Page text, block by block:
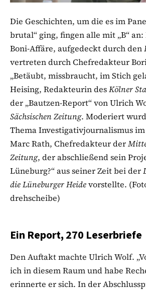
Die Geschichten, um die es im
brutal“ ging, fingen alle mit „B“
Boni-Affäre, aufgedeckt durch den
vertreten durch Chefredakteur
„Betäubt, missbraucht, im Stich
Heising, Redakteurin desKölner
der „Bautzen-Report“ von Ulrich
Sächsischen Zeitung. Moderiert
Thema Investigativjournalismus
Marc Rath, Chefredakteur der
Zeitung, der abschließend sein
Lüneburg?“ aus seiner Zeit bei der
die Lüneburger Heidevorstellte.
drehscheibe)
Ein Report, 270 Leserbriefe
Den Auftakt machte Ulrich Wolf.
ich in diesem Raum und habe
erinnerte er sich. In der